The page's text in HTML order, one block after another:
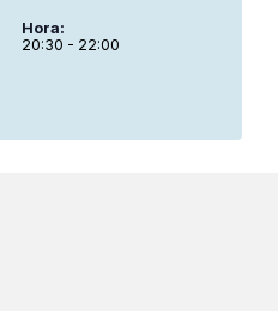
Hora:
20:30 - 22:00